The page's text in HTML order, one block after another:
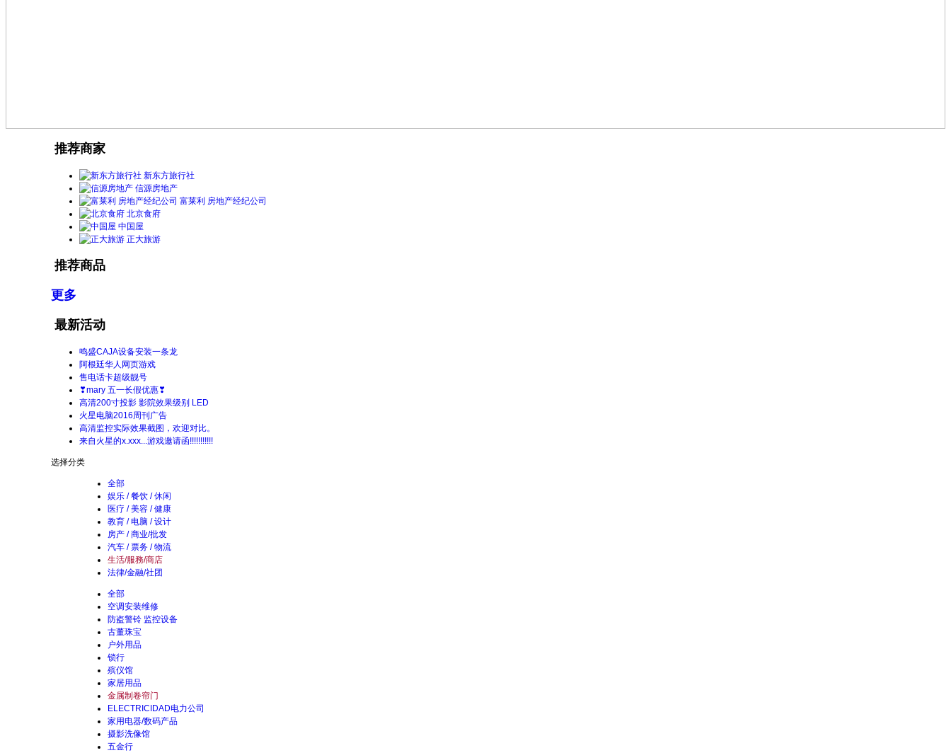
推荐商家
新东方旅行社
信源房地产
富莱利 房地产经纪公司
北京食府
中国屋
正大旅游
推荐商品
更多
最新活动
鸣盛CAJA设备安装一条龙
阿根廷华人网页游戏
售电话卡超级靓号
❣mary 五一长假优惠❣
高清200寸投影 影院效果级别 LED
火星电脑2016周刊广告
高清监控实际效果截图，欢迎对比。
来自火星的x.xxx...游戏邀请函!!!!!!!!!!!
选择分类
全部
娱乐 / 餐饮 / 休闲
医疗 / 美容 / 健康
教育 / 电脑 / 设计
房产 / 商业/批发
汽车 / 票务 / 物流
生活/服務/商店
法律/金融/社团
全部
空调安装维修
防盗警铃 监控设备
古董珠宝
户外用品
锁行
殡仪馆
家居用品
金属制卷帘门
ELECTRICIDAD电力公司
家用电器/数码产品
摄影洗像馆
五金行